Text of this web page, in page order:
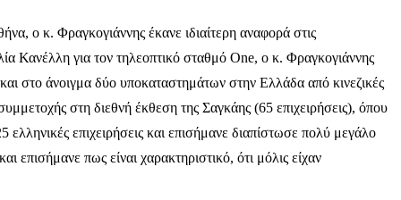
ο κ. Φραγκογιάννης έκανε ιδιαίτερη αναφορά στις
Κανέλλη για τον τηλεοπτικό σταθμό One, ο κ. Φραγκογιάννης
στο άνοιγμα δύο υποκαταστημάτων στην Ελλάδα από κινεζικές
στη διεθνή έκθεση της Σαγκάης (65 επιχειρήσεις), όπου
επιχειρήσεις και επισήμανε διαπίστωσε πολύ μεγάλο
επισήμανε πως είναι χαρακτηριστικό, ότι μόλις είχαν